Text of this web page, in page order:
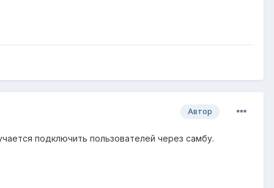
Автор
подключить пользователей через самбу.